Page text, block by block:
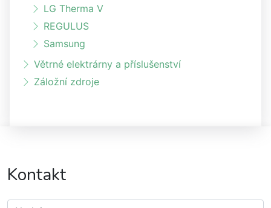
LG Therma V
REGULUS
Samsung
Větrné elektrárny a příslušenství
Záložní zdroje
Kontakt